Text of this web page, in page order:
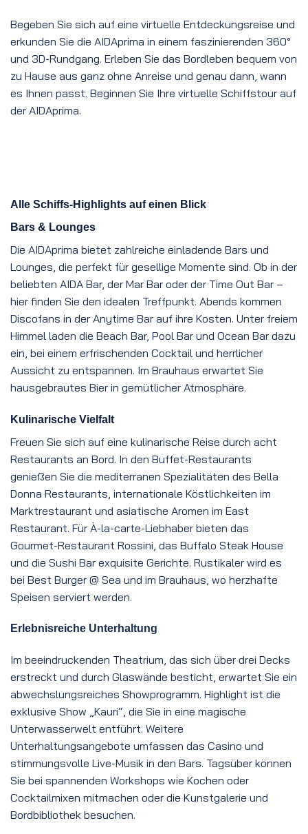
Begeben Sie sich auf eine virtuelle Entdeckungsreise und
erkunden Sie die AIDAprima in einem faszinierenden 360°
und 3D-Rundgang. Erleben Sie das Bordleben bequem von
zu Hause aus ganz ohne Anreise und genau dann, wann
es Ihnen passt. Beginnen Sie Ihre virtuelle Schiffstour auf
der AIDAprima.
Alle Schiffs-Highlights auf einen Blick
Bars & Lounges
Die AIDAprima bietet zahlreiche einladende Bars und
Lounges, die perfekt für gesellige Momente sind. Ob in der
beliebten AIDA Bar, der Mar Bar oder der Time Out Bar –
hier finden Sie den idealen Treffpunkt. Abends kommen
Discofans in der Anytime Bar auf ihre Kosten. Unter freiem
Himmel laden die Beach Bar, Pool Bar und Ocean Bar dazu
ein, bei einem erfrischenden Cocktail und herrlicher
Aussicht zu entspannen. Im Brauhaus erwartet Sie
hausgebrautes Bier in gemütlicher Atmosphäre.
Kulinarische Vielfalt
Freuen Sie sich auf eine kulinarische Reise durch acht
Restaurants an Bord. In den Buffet-Restaurants
genießen Sie die mediterranen Spezialitäten des Bella
Donna Restaurants, internationale Köstlichkeiten im
Marktrestaurant und asiatische Aromen im East
Restaurant. Für À-la-carte-Liebhaber bieten das
Gourmet-Restaurant Rossini, das Buffalo Steak House
und die Sushi Bar exquisite Gerichte. Rustikaler wird es
bei Best Burger @ Sea und im Brauhaus, wo herzhafte
Speisen serviert werden.
Erlebnisreiche Unterhaltung
Im beeindruckenden Theatrium, das sich über drei Decks
erstreckt und durch Glaswände besticht, erwartet Sie ein
abwechslungsreiches Showprogramm. Highlight ist die
exklusive Show „Kauri“, die Sie in eine magische
Unterwasserwelt entführt. Weitere
Unterhaltungsangebote umfassen das Casino und
stimmungsvolle Live-Musik in den Bars. Tagsüber können
Sie bei spannenden Workshops wie Kochen oder
Cocktailmixen mitmachen oder die Kunstgalerie und
Bordbibliothek besuchen.